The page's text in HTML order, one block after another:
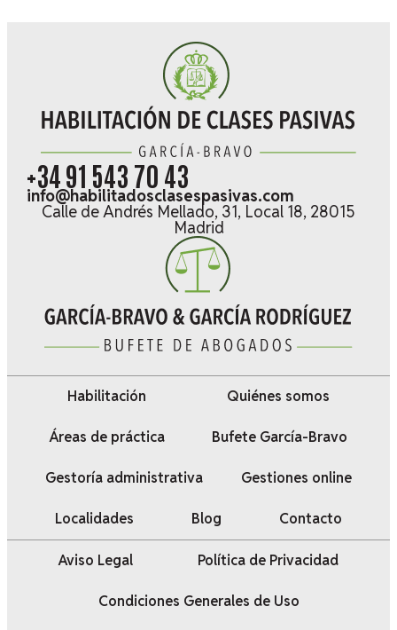
+34 91 543 70 43
info@habilitadosclasespasivas.com
Calle de Andrés Mellado, 31, Local 18, 28015
Madrid
Habilitación Quiénes somos
Áreas de práctica Bufete García-Bravo
Gestoría administrativa Gestiones online
Localidades Blog Contacto
Aviso Legal Política de Privacidad
Condiciones Generales de Uso